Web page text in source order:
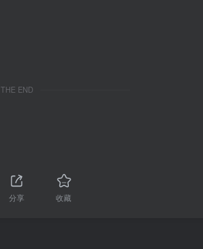
THE END
分享 收藏